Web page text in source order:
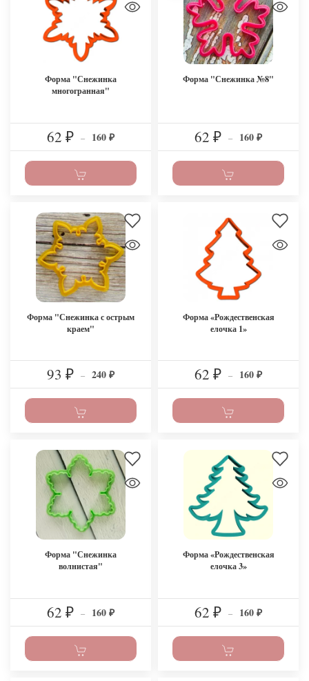
Форма "Снежинка
многогранная"
62 ₽ – 160 ₽
Форма "Снежинка №8"
62 ₽ – 160 ₽
Форма "Снежинка с острым
краем"
93 ₽ – 240 ₽
Форма «Рождественская
елочка 1»
62 ₽ – 160 ₽
Форма "Снежинка
волнистая"
62 ₽ – 160 ₽
Форма «Рождественская
елочка 3»
62 ₽ – 160 ₽